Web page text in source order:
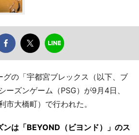
の「宇都宮ブレックス（以下、ブ
ーズンゲーム（PSG）が9月4日、
市大橋町）で行われた。
は「BEYOND（ビヨンド）」のス